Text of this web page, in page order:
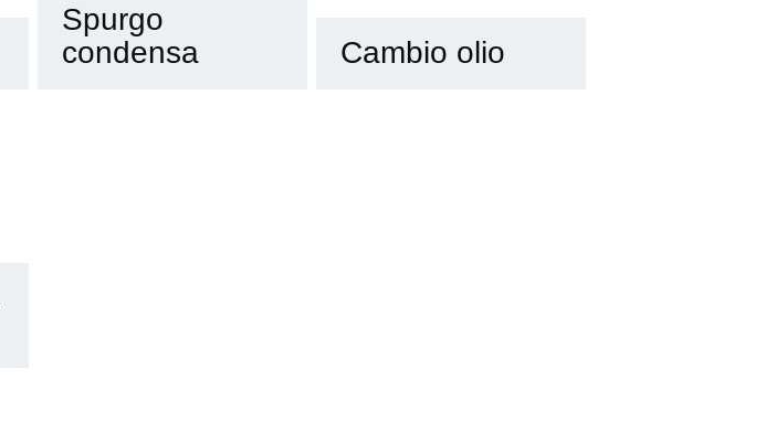
Spurgo
condensa
Cambio olio